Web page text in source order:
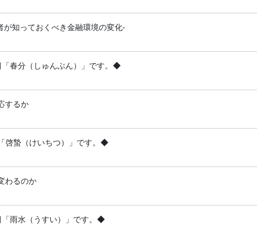
知っておくべき金融環境の変化-
春分（しゅんぶん）」です。◆
するか
蟄（けいちつ）」です。◆
わるのか
雨水（うすい）」です。◆